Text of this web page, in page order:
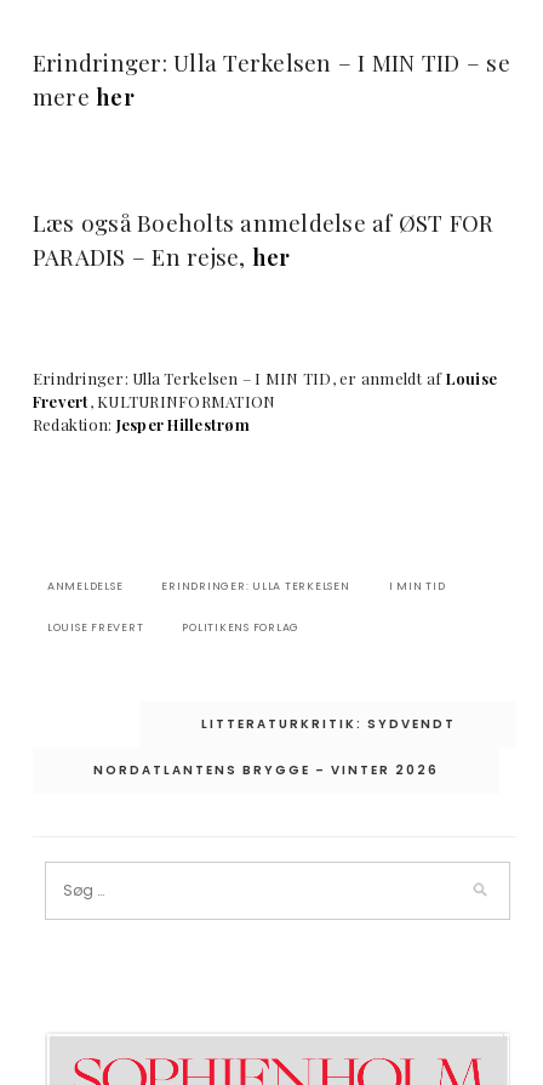
Erindringer: Ulla Terkelsen – I MIN TID – se
mereher
Læs også Boeholts anmeldelse af ØST FOR
PARADIS – En rejse, her
Erindringer: Ulla Terkelsen – I MIN TID, er anmeldt afLouise
Frevert, KULTURINFORMATION
Redaktion: Jesper Hillestrøm
ANMELDELSE ERINDRINGER: ULLA TERKELSEN I MIN TID
LOUISE FREVERT POLITIKENS FORLAG
IndlægsnavigationLITTERATURKRITIK: SYDVENDT
NORDATLANTENS BRYGGE – VINTER 2026